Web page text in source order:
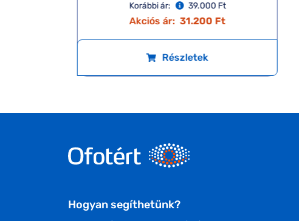
Korábbi ár:
39.000 Ft
Akciós ár: 31.200 Ft
Részletek
Hogyan segíthetünk?